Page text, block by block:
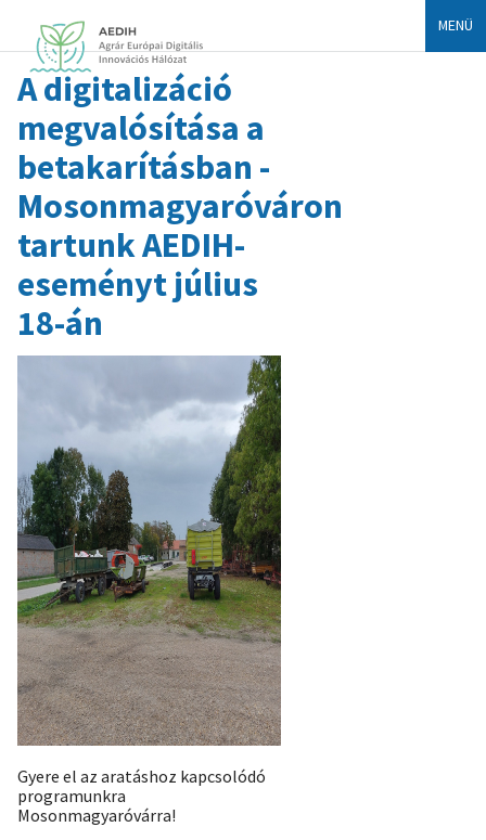
MENÜ
A digitalizáció
megvalósítása a
betakarításban -
Mosonmagyaróváron
tartunk AEDIH-
eseményt július
18-án
Gyere el az aratáshoz kapcsolódó
programunkra
Mosonmagyaróvárra!